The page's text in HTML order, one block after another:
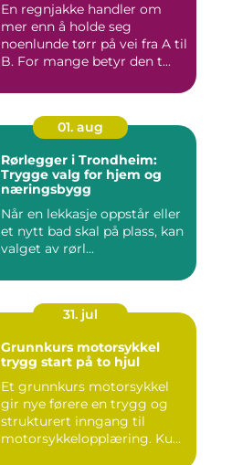
En regnjakke handler om
mer enn å holde seg
noenlunde tørr på vei fra A til
B. For mange betyr den t...
01. aug
Rørlegger i Trondheim:
Trygge valg for hjem og
næringsbygg
Når en lekkasje oppstår eller
et nytt bad skal på plass, kan
valget av rørl...
31. jul
Grunnkurs motorsykkel
trygg start på to hjul
Et grunnkurs motorsykkel
gir nye førere en trygg og
strukturert inngang til
motorsykkelopplæring. Ku...